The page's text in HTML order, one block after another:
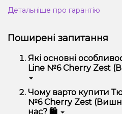
Детальніше про гарантію
Поширені запитання
Які основні
Line №6 Cherry Zest
Тютюн Gedonist UP
Лимон, 100 г)
зручністю використання
Чому варто купити
№6 Cherry Zest
нас? 🛍️